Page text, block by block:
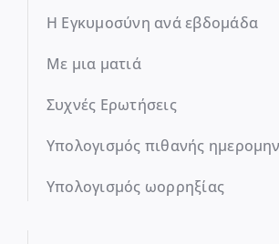
Η Εγκυμοσύνη ανά εβδομάδα
Με μια ματιά
Συχνές Ερωτήσεις
Υπολογισμός πιθανής
Υπολογισμός ωορρηξίας